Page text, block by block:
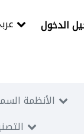
الدخول
الأنظمة